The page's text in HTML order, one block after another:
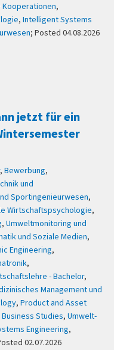
,
, Intelligent Systems
; Posted 04.08.2026
jetzt für ein
, Bewerbung,
und
Sportingenieurwesen,
Wirtschaftspsychologie,
, Umweltmonitoring und
und Soziale Medien,
Engineering,
,
- Bachelor,
Management und
, Product and Asset
Studies, Umwelt-
Engineering,
02.07.2026